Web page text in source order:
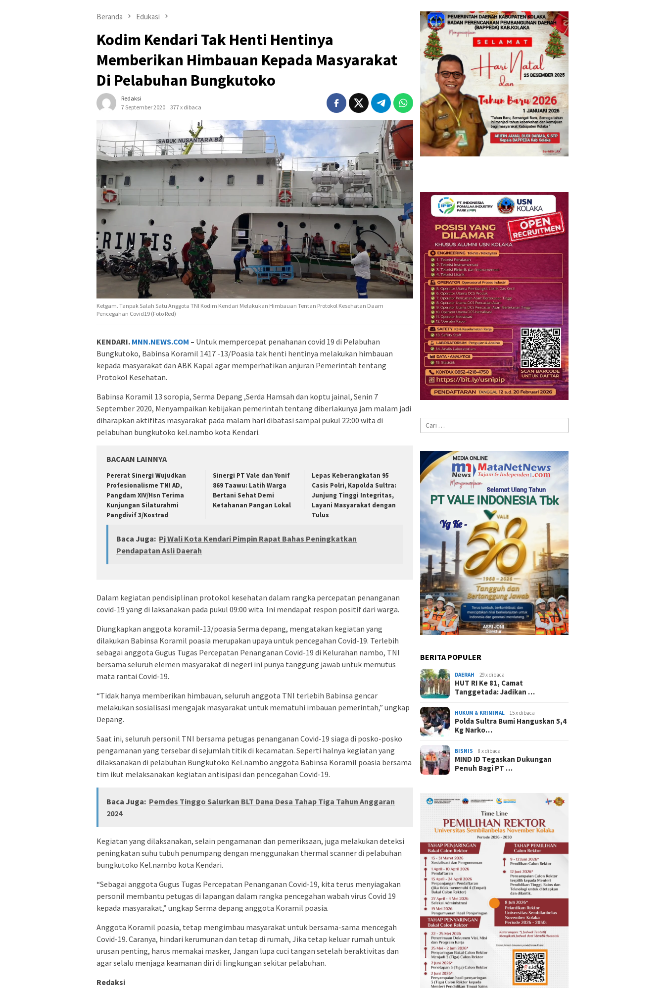
Beranda Edukasi
Kodim Kendari Tak Henti Hentinya
Memberikan Himbauan Kepada Masyarakat
Di Pelabuhan Bungkutoko
Redaksi
7 September 2020
377 x dibaca
Ketgam. Tanpak Salah Satu Anggota TNI Kodim Kendari Melakukan Himbauan Tentan Protokol Kesehatan Daam
Pencegahan Covid19 (Foto Red)
KENDARI. MNN.NEWS.COM – Untuk mempercepat penahanan covid 19 di Pelabuhan
Bungkutoko, Babinsa Koramil 1417 -13/Poasia tak henti hentinya melakukan himbauan
kepada masyarakat dan ABK Kapal agar memperhatikan anjuran Pemerintah tentang
Protokol Kesehatan.
Babinsa Koramil 13 soropia, Serma Depang ,Serda Hamsah dan koptu jainal, Senin 7
September 2020, Menyampaikan kebijakan pemerintah tentang diberlakunya jam malam jadi
diharapkan aktifitas masyarakat pada malam hari dibatasi sampai pukul 22:00 wita di
pelabuhan bungkutoko kel.nambo kota Kendari.
BACAAN LAINNYA
Pererat Sinergi Wujudkan
Profesionalisme TNI AD,
Pangdam XIV/Hsn Terima
Kunjungan Silaturahmi
Pangdivif 3/Kostrad
Sinergi PT Vale dan Yonif
869 Taawu: Latih Warga
Bertani Sehat Demi
Ketahanan Pangan Lokal
Lepas Keberangkatan 95
Casis Polri, Kapolda Sultra:
Junjung Tinggi Integritas,
Layani Masyarakat dengan
Tulus
Baca Juga: Pj Wali Kota Kendari Pimpin Rapat Bahas Peningkatkan
Pendapatan Asli Daerah
Dalam kegiatan pendisiplinan protokol kesehatan dalam rangka percepatan penanganan
covid-19 yang di laksanakan pada pukul 09:00 wita. Ini mendapat respon positif dari warga.
Diungkapkan anggota koramil-13/poasia Serma depang, mengatakan kegiatan yang
dilakukan Babinsa Koramil poasia merupakan upaya untuk pencegahan Covid-19. Terlebih
sebagai anggota Gugus Tugas Percepatan Penanganan Covid-19 di Kelurahan nambo, TNI
bersama seluruh elemen masyarakat di negeri ini punya tanggung jawab untuk memutus
mata rantai Covid-19.
“Tidak hanya memberikan himbauan, seluruh anggota TNI terlebih Babinsa gencar
melakukan sosialisasi mengajak masyarakat untuk mematuhi imbauan pemerintah,” ungkap
Depang.
Saat ini, seluruh personil TNI bersama petugas penanganan Covid-19 siaga di posko-posko
pengamanan yang tersebar di sejumlah titik di kecamatan. Seperti halnya kegiatan yang
dilaksanakan di pelabuhan Bungkutoko Kel.nambo anggota Babinsa Koramil poasia bersama
tim ikut melaksanakan kegiatan antisipasi dan pencegahan Covid-19.
Baca Juga: Pemdes Tinggo Salurkan BLT Dana Desa Tahap Tiga Tahun Anggaran
2024
Kegiatan yang dilaksanakan, selain pengamanan dan pemeriksaan, juga melakukan deteksi
peningkatan suhu tubuh penumpang dengan menggunakan thermal scanner di pelabuhan
bungkutoko Kel.nambo kota Kendari.
“Sebagai anggota Gugus Tugas Percepatan Penanganan Covid-19, kita terus menyiagakan
personil membantu petugas di lapangan dalam rangka pencegahan wabah virus Covid 19
kepada masyarakat,” ungkap Serma depang anggota Koramil poasia.
Anggota Koramil poasia, tetap mengimbau masyarakat untuk bersama-sama mencegah
Covid-19. Caranya, hindari kerumunan dan tetap di rumah, Jika tetap keluar rumah untuk
urusan penting, harus memakai masker, Jangan lupa cuci tangan setelah beraktivitas dan
agar selalu menjaga keamanan diri di lingkungan sekitar pelabuhan.
Redaksi
Cari
untuk:
BERITA POPULER
DAERAH 29 x dibaca
HUT RI Ke 81, Camat
Tanggetada: Jadikan …
HUKUM & KRIMINAL 15 x dibaca
Polda Sultra Bumi Hanguskan 5,4
Kg Narko…
BISNIS 8 x dibaca
MIND ID Tegaskan Dukungan
Penuh Bagi PT …